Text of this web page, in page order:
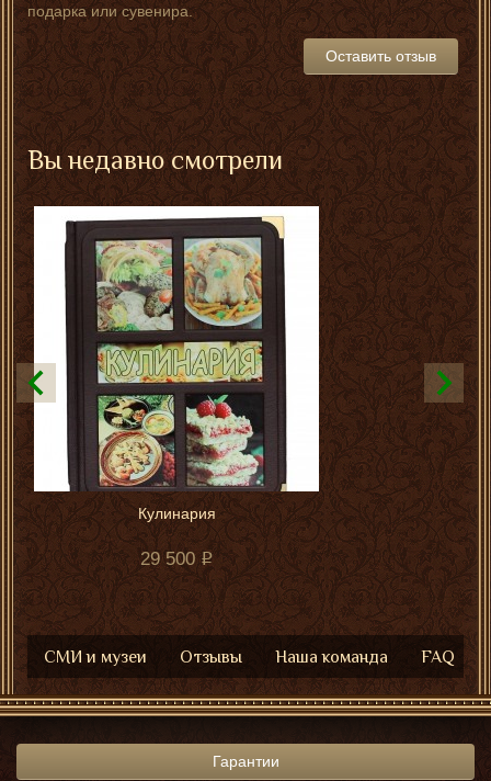
подарка или сувенира.
Оставить отзыв
Вы недавно смотрели
Кулинария
29 500
СМИ и музеи Отзывы Наша команда FAQ
Гарантии